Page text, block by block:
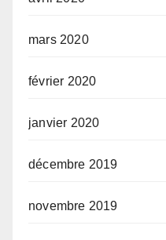
mars 2020
février 2020
janvier 2020
décembre 2019
novembre 2019